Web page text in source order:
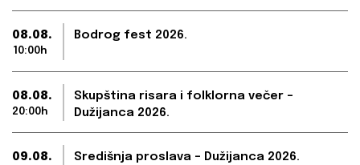
08.08.
10:00h
Bodrog fest 2026.
08.08.
20:00h
Skupština risara i folklorna večer –
Dužijanca 2026.
09.08. Središnja proslava – Dužijanca 2026.